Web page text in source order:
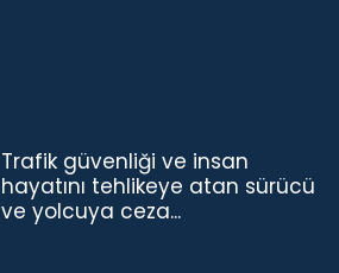
Trafik güvenliği ve insan
hayatını tehlikeye atan sürücü
ve yolcuya ceza...